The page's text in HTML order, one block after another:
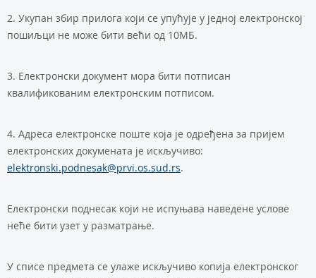
2. Укупан збир прилога који се упућује у једној електронској
пошиљци не може бити већи од 10МБ.
3. Електронски документ мора бити потписан
квалификованим електронским потписом.
4. Адреса електронске поште која је одређена за пријем
електронских докумената је искључиво:
elektronski.podnesak@prvi.os.sud.rs.
Електронски поднесак који не испуњава наведене услове
неће бити узет у разматрање.
У списе предмета се улаже искључиво копија електронског